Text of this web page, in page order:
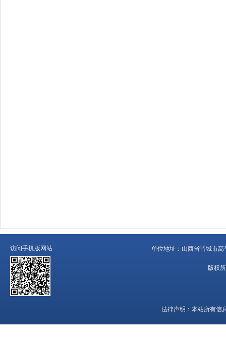
访问手机版网站 单位地址： 山西省晋城市高
版权
法律声明： 本站所有信